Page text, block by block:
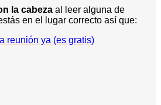
la cabeza al leer alguna de
en el lugar correcto así que:
reunión ya (es gratis)